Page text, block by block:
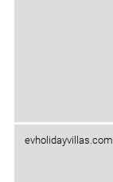
evholidayvillas.com